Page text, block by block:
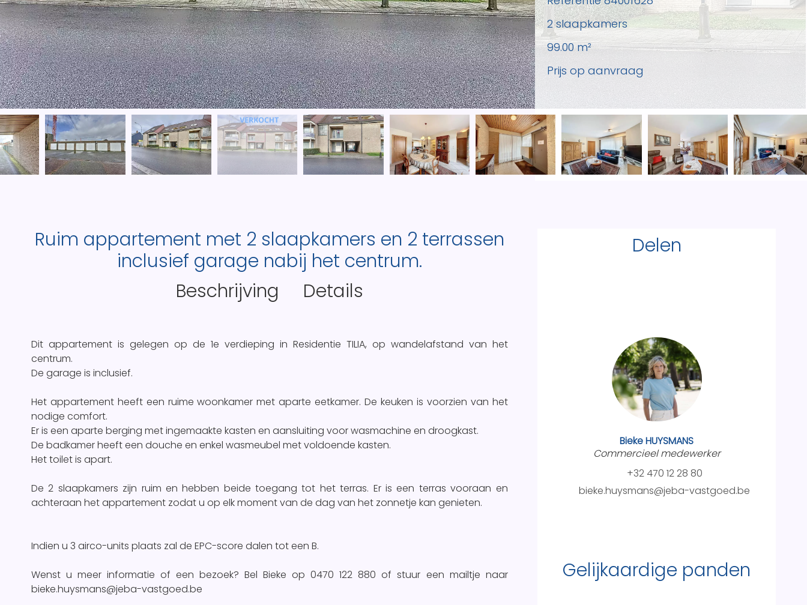
2 slaapkamers
99.00m²
Prijs op aanvraag
Ruim appartement met 2 slaapkamers en 2 terrassen
inclusief garage nabij het centrum.
Beschrijving
Details
Dit appartement is gelegen op de 1e verdieping in Residentie TILIA, op wandelafstand van het
centrum.
De garage is inclusief.
Het appartement heeft een ruime woonkamer met aparte eetkamer. De keuken is voorzien van het
nodige comfort.
Er is een aparte berging met ingemaakte kasten en aansluiting voor wasmachine en droogkast.
De badkamer heeft een douche en enkel wasmeubel met voldoende kasten.
Het toilet is apart.
De 2 slaapkamers zijn ruim en hebben beide toegang tot het terras. Er is een terras vooraan en
achteraan het appartement zodat u op elk moment van de dag van het zonnetje kan genieten.
Indien u 3 airco-units plaats zal de EPC-score dalen tot een B.
Wenst u meer informatie of een bezoek? Bel Bieke op 0470 122 880 of stuur een mailtje naar
bieke.huysmans@jeba-vastgoed.be
Delen
Bieke HUYSMANS
Commercieel medewerker
+32 470 12 28 80
bieke.huysmans@jeba-vastgoed.be
Gelijkaardige panden